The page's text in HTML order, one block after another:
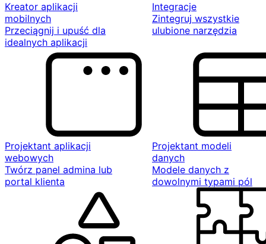
Kreator aplikacji
mobilnych
Przeciągnij i upuść dla
idealnych aplikacji
Integracje
Zintegruj wszystkie
ulubione narzędzia
Projektant aplikacji
webowych
Twórz panel admina lub
portal klienta
Projektant modeli
danych
Modele danych z
dowolnymi typami pól